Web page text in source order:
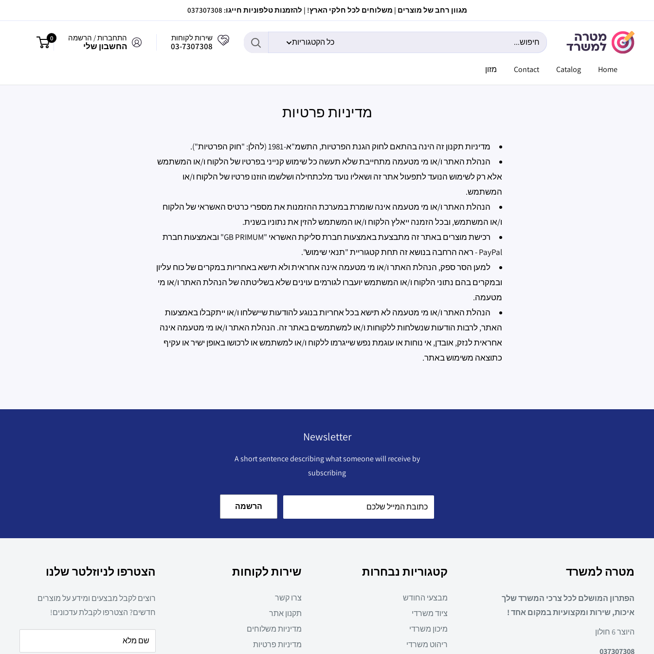
לתוכן
מגוון רחב של מוצרים | משלוחים לכל חלקי הארץ! | להזמנות טלפוניות חייגו: 037307308
מטרה
למשרד
כל הקטגוריות שירות לקוחות
03-7307308
התחברות / הרשמה
החשבון שלי
0
Home
Catalog
Contact מזון
מדיניות פרטיות
מדיניות תקנון זה הינה בהתאם לחוק הגנת הפרטיות, התשמ"א-1981 (להלן: "חוק הפרטיות").
הנהלת האתר ו/או מי מטעמה מתחייבת שלא תעשה כל שימוש קנייני בפרטיו של הלקוח ו/או המשתמש
אלא רק לשימוש הנועד לתפעול אתר זה ושאליו נועד מלכתחילה ושלשמו הוזנו פרטיו של הלקוח ו/או
המשתמש.
הנהלת האתר ו/או מי מטעמה אינה שומרת במערכת ההזמנות את מספרי כרטיס האשראי של הלקוח
ו/או המשתמש, ובכל הזמנה ייאלץ הלקוח ו/או המשתמש להזין את נתוניו בשנית.
רכישת מוצרים באתר זה מתבצעת באמצעות חברת סליקת האשראי "GB PRIMUM" ובאמצעות חברת
PayPal - ראה הרחבה בנושא זה תחת קטגוריית "תנאי שימוש".
למען הסר ספק, הנהלת האתר ו/או מי מטעמה אינה אחראית ולא תישא באחריות במקרים של כוח עליון
ובמקרים בהם נתוני הלקוח ו/או המשתמש יועברו לגורמים עוינים שלא בשליטתה של הנהלת האתר ו/או מי
מטעמה.
הנהלת האתר ו/או מי מטעמה לא תישא בכל אחריות בנוגע להודעות שיישלחו ו/או ייתקבלו באמצעות
האתר, לרבות הודעות שנשלחות ללקוחות ו/או למשתמשים באתר זה. הנהלת האתר ו/או מי מטעמה אינה
אחראית לנזק, אובדן, אי נוחות או עוגמת נפש שייגרמו ללקוח ו/או למשתמש או לרכושו באופן ישיר או עקיף
כתוצאה משימוש באתר.
Newsletter
A short sentence describing what someone will receive by
subscribing
כתובת המייל שלכם הרשמה
מטרה למשרד
הפתרון המושלם לכל צרכי המשרד שלך
איכות, שירות ומקצועיות במקום אחד !
היוצר 6 חולון
037307308
קטגוריות נבחרות
מבצעי החודש
ציוד משרדי
מיכון משרדי
ריהוט משרדי
שירות לקוחות
צרו קשר
תקנון אתר
מדיניות משלוחים
מדיניות פרטיות
הצטרפו לניוזלטר שלנו
רוצים לקבל מבצעים ומידע על מוצרים
חדשים? הצטרפו לקבלת עדכונים!
שם מלא